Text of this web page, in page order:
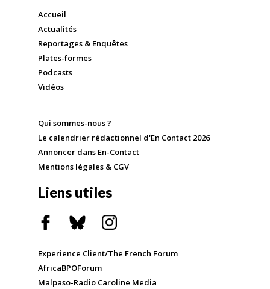
Accueil
Actualités
Reportages & Enquêtes
Plates-formes
Podcasts
Vidéos
Qui sommes-nous ?
Le calendrier rédactionnel d'En Contact 2026
Annoncer dans En-Contact
Mentions légales & CGV
Liens utiles
Experience Client/The French Forum
AfricaBPOForum
Malpaso-Radio Caroline Media